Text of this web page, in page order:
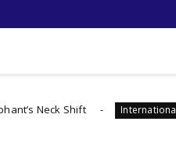
Shift International చైనా సైబర్